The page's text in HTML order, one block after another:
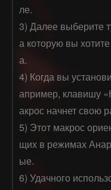
ле.
3) Далее выберите
а которую вы
а.
4) Когда вы
апример, клавишу
акрос начнет свою
5) Этот макрос
щих в режимах
ые.
6) Удачного